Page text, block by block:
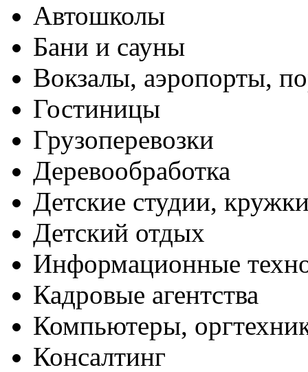
Автошколы
Бани и сауны
Вокзалы, аэропорты,
Гостиницы
Грузоперевозки
Деревообработка
Детские студии,
Детский отдых
Информационные
Кадровые агентства
Компьютеры,
Консалтинг